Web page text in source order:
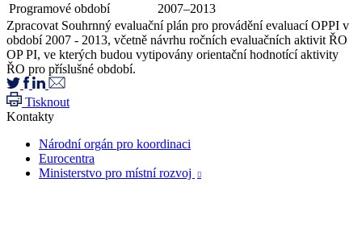
Programové období
2007–2013
Zpracovat Souhrnný evaluační plán pro provádění evaluací OPPI v
období 2007 - 2013, včetně návrhu ročních evaluačních aktivit ŘO
OP PI, ve kterých budou vytipovány orientační hodnotící aktivity
ŘO pro příslušné období.
Tisknout
Kontakty
Národní orgán pro koordinaci
Eurocentra
Ministerstvo pro místní rozvoj
